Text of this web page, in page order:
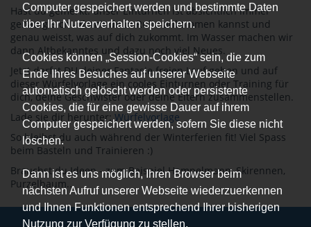
Computer gespeichert werden und bestimmte Daten
über Ihr Nutzerverhalten speichern.
Cookies können „Session-Cookies“ sein, die zum
Ende Ihres Besuches auf unserer Webseite
automatisch gelöscht werden oder persistente
Cookies, die für eine gewisse Dauer auf ihrem
Computer gespeichert werden, sofern Sie diese nicht
löschen.
Dann ist es uns möglich, Ihren Browser beim
nächsten Aufruf unserer Webseite wiederzuerkennen
und Ihnen Funktionen entsprechend Ihrer bisherigen
Nutzung zur Verfügung zu stellen.
Hast du gemerkt: unser Einturnen ist absichtlich immer
genau gleich - damit du in Ruhe ankommen kannst und
genau weisst, was auf dich zukommt. Im Wasser machen wir
dann Altbekanntes und dazu noch viel Neues.
Jetzt darfst DU deiner Fantasie freien Lauf geben und auf
dieser Würfelvorlage ein cooles Einturnen oder Training für
dich, deine Geschwister oder deine Eltern zusammenstellen.
Lade sie dir herunter:Würfelvorlage
So bleibst du auch während der Winterferien fit! Viel Spass
beim Basteln und Trainieren :)
Brauchst du Ideen - zum Beispiel Hampelmann, Skirennen,
Purzelbaum...